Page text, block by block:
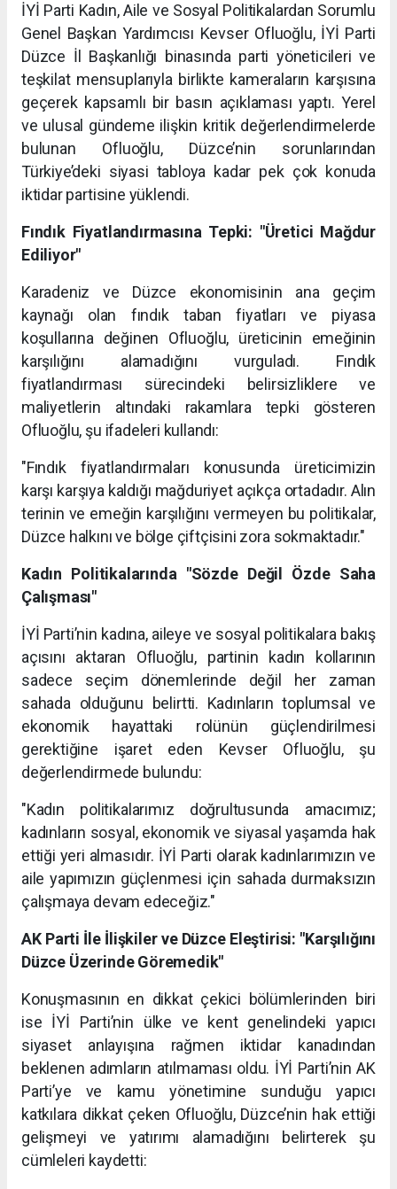
İYİ Parti Kadın, Aile ve Sosyal Politikalardan Sorumlu
Genel Başkan Yardımcısı Kevser Ofluoğlu, İYİ Parti
Düzce İl Başkanlığı binasında parti yöneticileri ve
teşkilat mensuplarıyla birlikte kameraların karşısına
geçerek kapsamlı bir basın açıklaması yaptı. Yerel
ve ulusal gündeme ilişkin kritik değerlendirmelerde
bulunan Ofluoğlu, Düzce’nin sorunlarından
Türkiye’deki siyasi tabloya kadar pek çok konuda
iktidar partisine yüklendi.
Fındık Fiyatlandırmasına Tepki: "Üretici Mağdur
Ediliyor"
Karadeniz ve Düzce ekonomisinin ana geçim
kaynağı olan fındık taban fiyatları ve piyasa
koşullarına değinen Ofluoğlu, üreticinin emeğinin
karşılığını alamadığını vurguladı. Fındık
fiyatlandırması sürecindeki belirsizliklere ve
maliyetlerin altındaki rakamlara tepki gösteren
Ofluoğlu, şu ifadeleri kullandı:
"Fındık fiyatlandırmaları konusunda üreticimizin
karşı karşıya kaldığı mağduriyet açıkça ortadadır. Alın
terinin ve emeğin karşılığını vermeyen bu politikalar,
Düzce halkını ve bölge çiftçisini zora sokmaktadır."
Kadın Politikalarında "Sözde Değil Özde Saha
Çalışması"
İYİ Parti’nin kadına, aileye ve sosyal politikalara bakış
açısını aktaran Ofluoğlu, partinin kadın kollarının
sadece seçim dönemlerinde değil her zaman
sahada olduğunu belirtti. Kadınların toplumsal ve
ekonomik hayattaki rolünün güçlendirilmesi
gerektiğine işaret eden Kevser Ofluoğlu, şu
değerlendirmede bulundu:
"Kadın politikalarımız doğrultusunda amacımız;
kadınların sosyal, ekonomik ve siyasal yaşamda hak
ettiği yeri almasıdır. İYİ Parti olarak kadınlarımızın ve
aile yapımızın güçlenmesi için sahada durmaksızın
çalışmaya devam edeceğiz."
AK Parti İle İlişkiler ve Düzce Eleştirisi: "Karşılığını
Düzce Üzerinde Göremedik"
Konuşmasının en dikkat çekici bölümlerinden biri
ise İYİ Parti’nin ülke ve kent genelindeki yapıcı
siyaset anlayışına rağmen iktidar kanadından
beklenen adımların atılmaması oldu. İYİ Parti’nin AK
Parti’ye ve kamu yönetimine sunduğu yapıcı
katkılara dikkat çeken Ofluoğlu, Düzce’nin hak ettiği
gelişmeyi ve yatırımı alamadığını belirterek şu
cümleleri kaydetti: